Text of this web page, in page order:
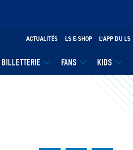
BILLETTERIE FANS KIDS
ACTUALITÉS LS E-SHOP L’APP DU LS